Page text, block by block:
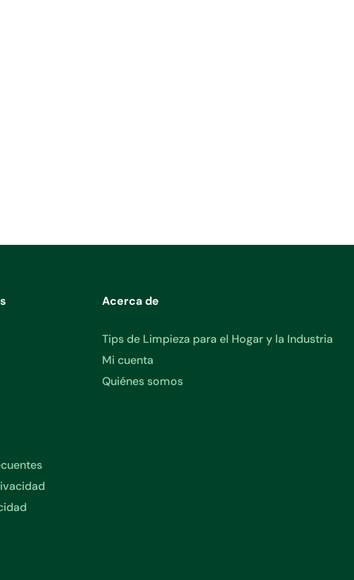
Acerca de
Tips de Limpieza para el Hogar y la Industria
Mi cuenta
Quiénes somos